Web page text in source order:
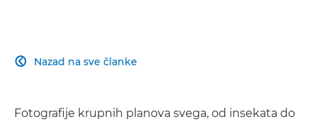
Nazad na sve članke

Fotografije krupnih planova svega, od insekata do